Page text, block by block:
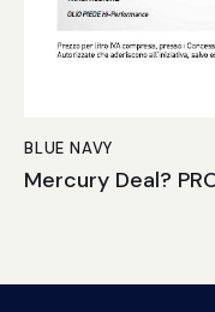
BLUE NAVY
Mercury Deal?